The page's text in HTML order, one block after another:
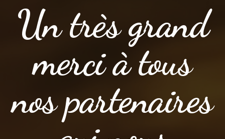
Un très grand
merci à tous
nos partenaires